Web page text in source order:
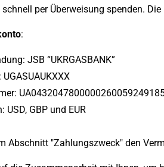
per Überweisung spenden.
:
JSB “UKRGASBANK”
UGASUAUKXXX
USD, GBP und EUR
Abschnitt "Zahlungszweck" den